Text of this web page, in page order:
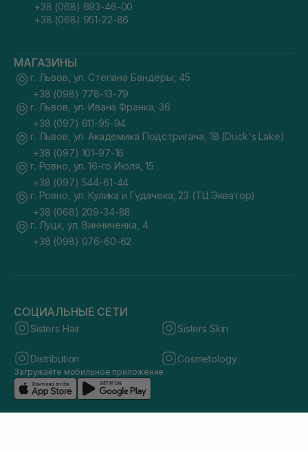
+38 (068) 693-46-00
+38 (068) 951-22-86
МАГАЗИНЫ
г. Львов, ул. Степана Бандеры, 45
+38 (098) 778-13-79
г. Львов, ул. Ивана Франка, 36
+38 (097) 611-95-94
г. Львов, ул. Академика Подстригача, 1В (Duck's Lake)
+38 (097) 101-97-16
г. Ровно, ул. 16-го Июля, 15
+38 (097) 544-61-44
г. Ровно, ул. Кулика и Гудачека, 23 (ТЦ Экватор)
+38 (068) 209-34-88
г. Луцк, ул. Винниченка, 4
+38 (098) 076-60-62
СОЦИАЛЬНЫЕ СЕТИ
Sisters Hair Sisters Skin
Distribution Cosmetology
Загружайте мобильное приложение